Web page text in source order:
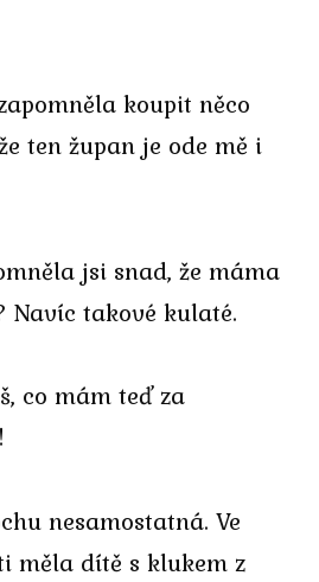
koupit něco
ten župan je ode mě i
jsi snad, že máma
Navíc takové kulaté.
co mám teď za
nesamostatná. Ve
měla dítě s klukem z